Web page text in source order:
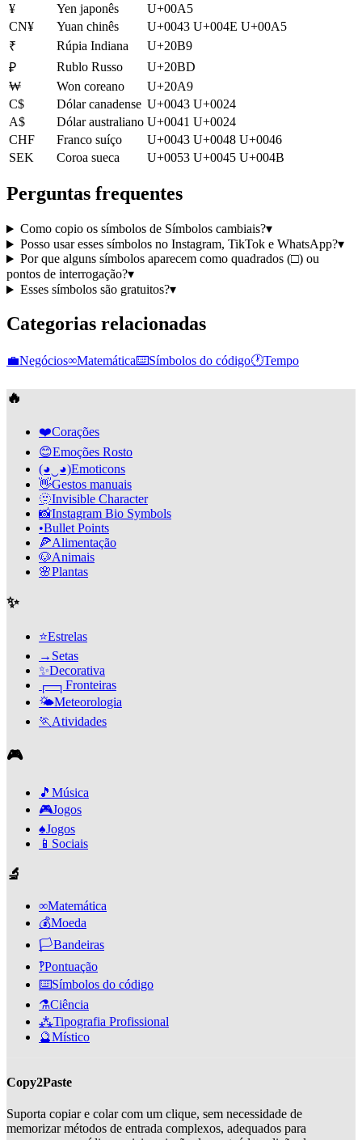
¥
Yen japonês
U+00A5
CN¥
Yuan chinês
U+0043 U+004E U+00A5
₹
Rúpia Indiana
U+20B9
₽
Rublo Russo
U+20BD
₩
Won coreano
U+20A9
C$
Dólar canadense U+0043 U+0024
A$
Dólar australiano U+0041 U+0024
CHF
Franco suíço
U+0043 U+0048 U+0046
SEK
Coroa sueca U+0053 U+0045 U+004B
Perguntas frequentes
Como copio os símbolos de Símbolos cambiais?▾
Posso usar esses símbolos no Instagram, TikTok e WhatsApp?▾
Por que alguns símbolos aparecem como quadrados (□) ou
pontos de interrogação?▾
Esses símbolos são gratuitos?▾
Categorias relacionadas
💼Negócios∞Matemática⌨️Símbolos do código🕐Tempo
🔥
❤️Corações
😊Emoções Rosto
(◕‿◕)Emoticons
👋Gestos manuais
🫥Invisible Character
📸Instagram Bio Symbols
•Bullet Points
🍕Alimentação
🐶Animais
🌸Plantas
✨
⭐Estrelas
→ Setas
✨Decorativa
┌─┐ Fronteiras
🌤️Meteorologia
🏃 Atividades
🎮
🎵 Música
🎮Jogos
♠️Jogos
📱 Sociais
🔬
∞Matemática
💰Moeda
🏳️Bandeiras
‽Pontuação
⌨️Símbolos do código
⚗️Ciência
⁂Tipografia Profissional
🔮Místico
Copy2Paste
Suporta copiar e colar com um clique, sem necessidade de
memorizar métodos de entrada complexos, adequados para